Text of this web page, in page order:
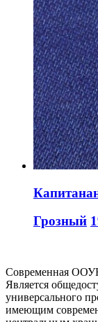
Грозный
Современная
Является
универсального
имеющим